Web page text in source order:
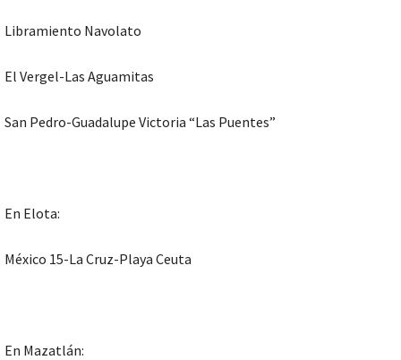
Libramiento Navolato
El Vergel-Las Aguamitas
San Pedro-Guadalupe Victoria “Las Puentes”
En Elota:
México 15-La Cruz-Playa Ceuta
En Mazatlán: